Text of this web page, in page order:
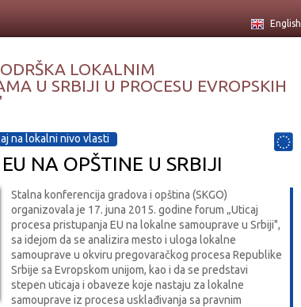
English
LOKALNIM
U SRBIJI U PROCESU EVROPSKIH
na lokalni nivo vlasti
NA OPŠTINE U SRBIJI
Stalna konferencija gradova i opština (SKGO)
organizovala je 17. juna 2015. godine forum „Uticaj
procesa pristupanja EU na lokalne samouprave u Srbiji",
sa idejom da se analizira mesto i uloga lokalne
samouprave u okviru pregovaračkog procesa Republike
Srbije sa Evropskom unijom, kao i da se predstavi
stepen uticaja i obaveze koje nastaju za lokalne
samouprave iz procesa usklađivanja sa pravnim